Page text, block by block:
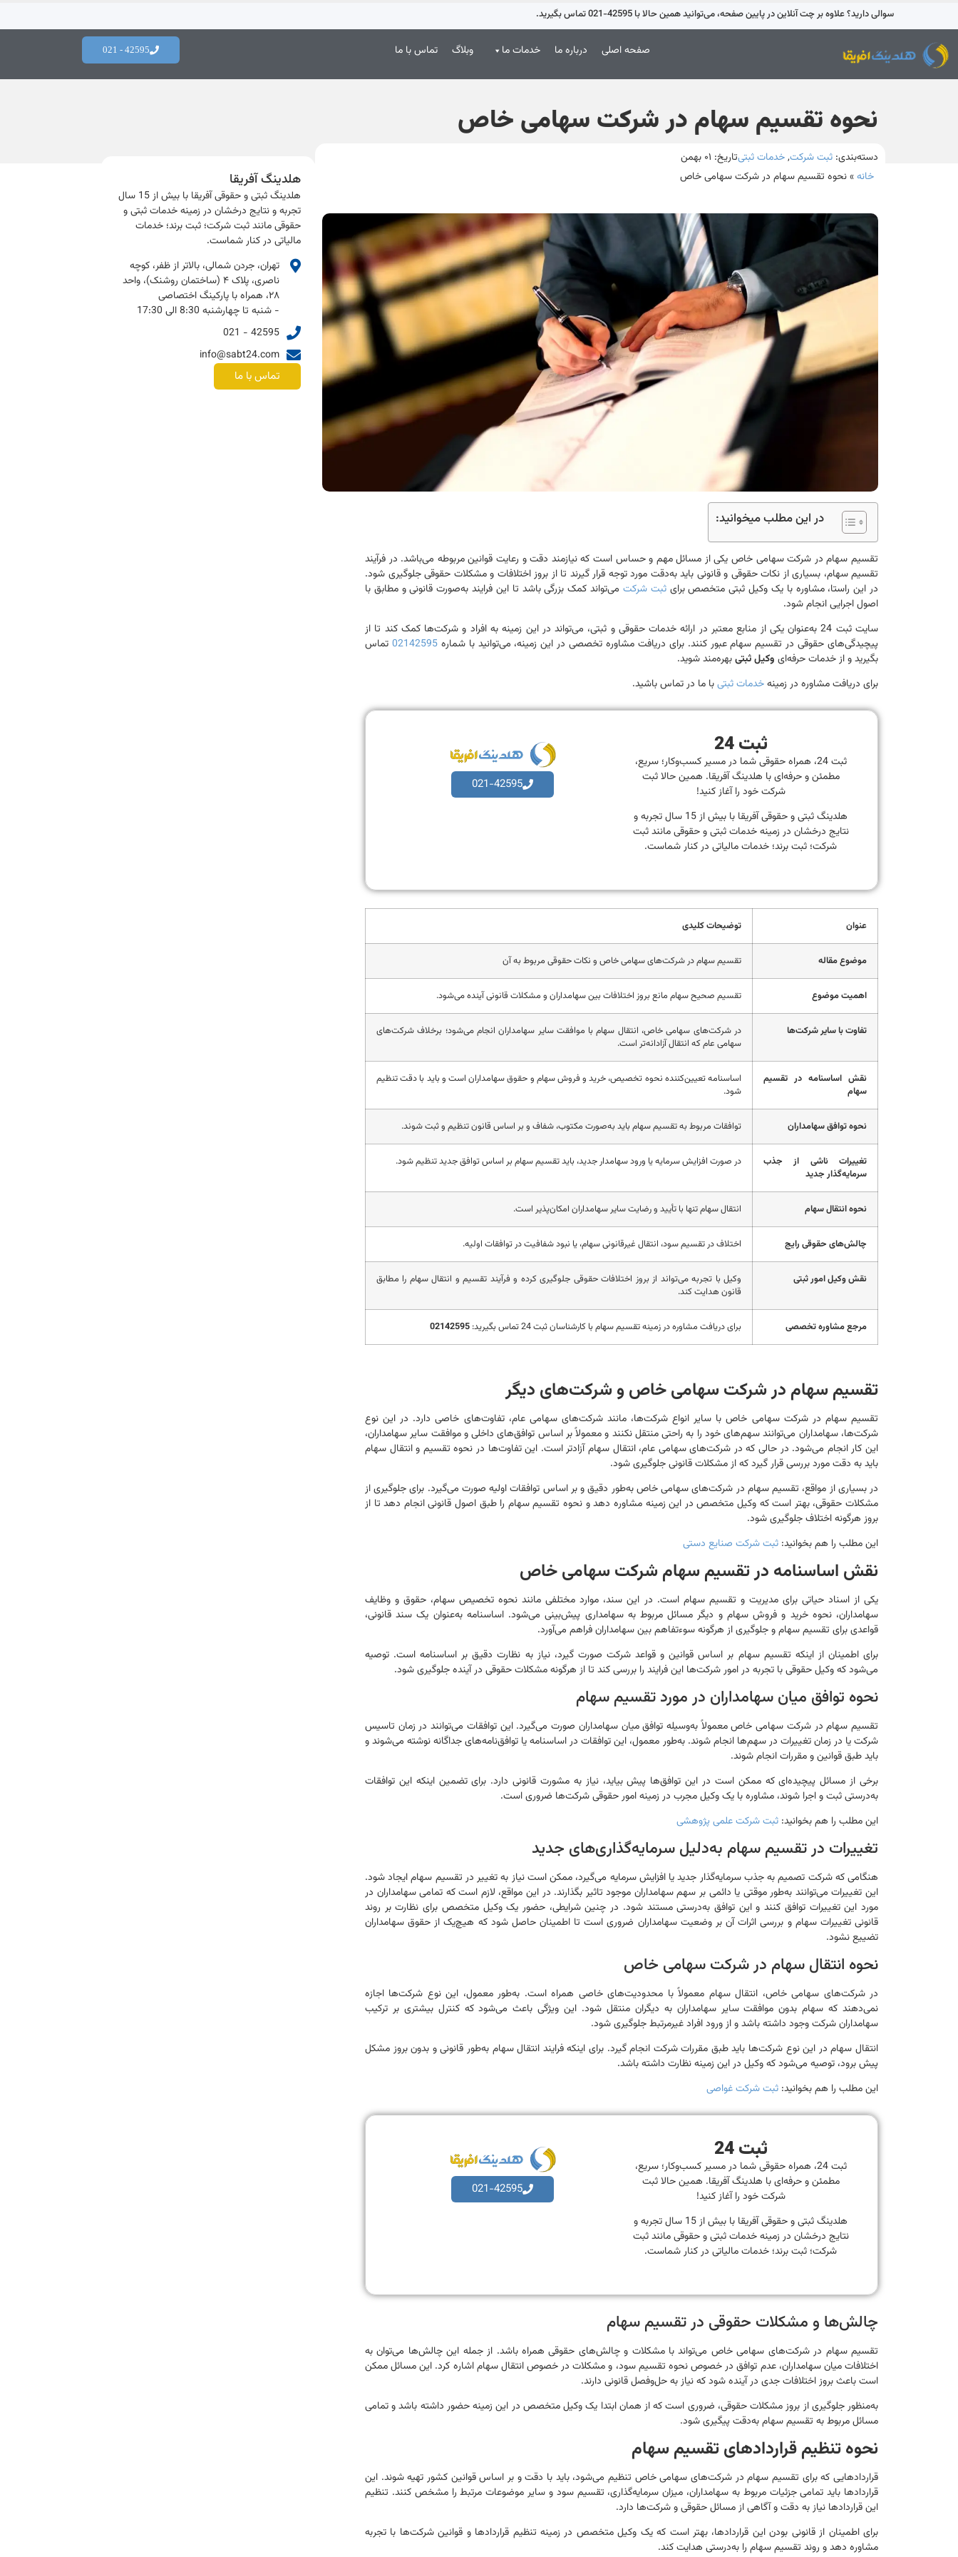
سوالی دارید؟ علاوه بر چت آنلاین در پایین صفحه، می‌توانید همین حالا با 42595-021 تماس بگیرید.
صفحه اصلی درباره ما خدمات ما وبلاگ تماس با ما 42595 - 021
نحوه تقسیم سهام در شرکت سهامی خاص
دسته‌بندی: ثبت شرکت,خدمات ثبتیتاریخ:
خانه»نحوه تقسیم سهام در شرکت سهامی خاص
در این مطلب میخوانید:
تقسیم سهام در شرکت سهامی خاص یکی از مسائل مهم و حساس است که نیازمند دقت و رعایت قوانین مربوطه می‌باشد. در فرآیند
تقسیم سهام، بسیاری از نکات حقوقی و قانونی باید به‌دقت مورد توجه قرار گیرند تا از بروز اختلافات و مشکلات حقوقی جلوگیری شود.
در این راستا، مشاوره با یک وکیل ثبتی متخصص برایثبت شرکت می‌تواند کمک بزرگی باشد تا این فرایند به‌صورت قانونی و مطابق با
اصول اجرایی انجام شود.
سایت ثبت 24 به‌عنوان یکی از منابع معتبر در ارائه خدمات حقوقی و ثبتی، می‌تواند در این زمینه به افراد و شرکت‌ها کمک کند تا از
پیچیدگی‌های حقوقی در تقسیم سهام عبور کنند. برای دریافت مشاوره تخصصی در این زمینه، می‌توانید با شماره02142595 تماس
بگیرید و از خدمات حرفه‌ای وکیل ثبتیبهره‌مند شوید.
برای دریافت مشاوره در زمینهخدمات ثبتیبا ما در تماس باشید.
ثبت 24
ثبت 24، همراه حقوقی شما در مسیر کسب‌وکار؛ سریع،
مطمئن و حرفه‌ای با هلدینگ آفریقا. همین حالا ثبت
شرکت خود را آغاز کنید!
هلدینگ ثبتی و حقوقی آفریقا با بیش از 15 سال تجربه و
نتایج درخشان در زمینه خدمات ثبتی و حقوقی مانند ثبت
شرکت؛ ثبت برند؛ خدمات مالیاتی در کنار شماست.
021-42595
عنوان توضیحات کلیدی
موضوع مقاله تقسیم سهام در شرکت‌های سهامی خاص و نکات حقوقی مربوط به آن
اهمیت موضوع تقسیم صحیح سهام مانع بروز اختلافات بین سهامداران و مشکلات قانونی آینده می‌شود.
تفاوت با سایر شرکت‌ها
در شرکت‌های سهامی خاص، انتقال سهام با موافقت سایر سهامداران انجام می‌شود؛ برخلاف شرکت‌های
سهامی عام که انتقال آزادانه‌تر است.
نقش اساسنامه در تقسیم
سهام
اساسنامه تعیین‌کننده نحوه تخصیص، خرید و فروش سهام و حقوق سهامداران است و باید با دقت تنظیم
شود.
نحوه توافق سهامداران توافقات مربوط به تقسیم سهام باید به‌صورت مکتوب، شفاف و بر اساس قانون تنظیم و ثبت شوند.
تغییرات ناشی از جذب
سرمایه‌گذار جدید
در صورت افزایش سرمایه یا ورود سهامدار جدید، باید تقسیم سهام بر اساس توافق جدید تنظیم شود.
نحوه انتقال سهام انتقال سهام تنها با تأیید و رضایت سایر سهامداران امکان‌پذیر است.
چالش‌های حقوقی رایج اختلاف در تقسیم سود، انتقال غیرقانونی سهام، یا نبود شفافیت در توافقات اولیه.
نقش وکیل امور ثبتی
وکیل با تجربه می‌تواند از بروز اختلافات حقوقی جلوگیری کرده و فرآیند تقسیم و انتقال سهام را مطابق
قانون هدایت کند.
مرجع مشاوره تخصصی برای دریافت مشاوره در زمینه تقسیم سهام با کارشناسان ثبت 24 تماس بگیرید: 02142595
تقسیم سهام در شرکت سهامی خاص و شرکت‌های دیگر
تقسیم سهام در شرکت سهامی خاص با سایر انواع شرکت‌ها، مانند شرکت‌های سهامی عام، تفاوت‌های خاصی دارد. در این نوع
شرکت‌ها، سهامداران می‌توانند سهم‌های خود را به راحتی منتقل نکنند و معمولاً بر اساس توافق‌های داخلی و موافقت سایر سهامداران،
این کار انجام می‌شود. در حالی که در شرکت‌های سهامی عام، انتقال سهام آزادتر است. این تفاوت‌ها در نحوه تقسیم و انتقال سهام
باید به دقت مورد بررسی قرار گیرد که از مشکلات قانونی جلوگیری شود.
در بسیاری از مواقع، تقسیم سهام در شرکت‌های سهامی خاص به‌طور دقیق و بر اساس توافقات اولیه صورت می‌گیرد. برای جلوگیری از
مشکلات حقوقی، بهتر است که وکیل متخصص در این زمینه مشاوره دهد و نحوه تقسیم سهام را طبق اصول قانونی انجام دهد تا از
بروز هرگونه اختلاف جلوگیری شود.
این مطلب را هم بخوانید: ثبت شرکت صنایع دستی
نقش اساسنامه در تقسیم سهام شرکت سهامی خاص
یکی از اسناد حیاتی برای مدیریت و تقسیم سهام است. در این سند، موارد مختلفی مانند نحوه تخصیص سهام، حقوق و وظایف
سهامداران، نحوه خرید و فروش سهام و دیگر مسائل مربوط به سهامداری پیش‌بینی می‌شود. اساسنامه به‌عنوان یک سند قانونی،
قواعدی برای تقسیم سهام و جلوگیری از هرگونه سوءتفاهم بین سهامداران فراهم می‌آورد.
برای اطمینان از اینکه تقسیم سهام بر اساس قوانین و قواعد شرکت صورت گیرد، نیاز به نظارت دقیق بر اساسنامه است. توصیه
می‌شود که وکیل حقوقی با تجربه در امور شرکت‌ها این فرایند را بررسی کند تا از هرگونه مشکلات حقوقی در آینده جلوگیری شود.
نحوه توافق میان سهامداران در مورد تقسیم سهام
تقسیم سهام در شرکت سهامی خاص معمولاً به‌وسیله توافق میان سهامداران صورت می‌گیرد. این توافقات می‌توانند در زمان تاسیس
شرکت یا در زمان تغییرات در سهم‌ها انجام شوند. به‌طور معمول، این توافقات در اساسنامه یا توافق‌نامه‌های جداگانه نوشته می‌شوند و
باید طبق قوانین و مقررات انجام شوند.
برخی از مسائل پیچیده‌ای که ممکن است در این توافق‌ها پیش بیاید، نیاز به مشورت قانونی دارد. برای تضمین اینکه این توافقات
به‌درستی ثبت و اجرا شوند، مشاوره با یک وکیل مجرب در زمینه امور حقوقی شرکت‌ها ضروری است.
این مطلب را هم بخوانید: ثبت شرکت علمی پژوهشی
تغییرات در تقسیم سهام به‌دلیل سرمایه‌گذاری‌های جدید
هنگامی که شرکت تصمیم به جذب سرمایه‌گذار جدید یا افزایش سرمایه می‌گیرد، ممکن است نیاز به تغییر در تقسیم سهام ایجاد شود.
این تغییرات می‌توانند به‌طور موقتی یا دائمی بر سهم سهامداران موجود تاثیر بگذارند. در این مواقع، لازم است که تمامی سهامداران در
مورد این تغییرات توافق کنند و این توافق به‌درستی مستند شود. در چنین شرایطی، حضور یک وکیل متخصص برای نظارت بر روند
قانونی تغییرات سهام و بررسی اثرات آن بر وضعیت سهامداران ضروری است تا اطمینان حاصل شود که هیچ‌یک از حقوق سهامداران
تضییع نشود.
نحوه انتقال سهام در شرکت سهامی خاص
در شرکت‌های سهامی خاص، انتقال سهام معمولاً با محدودیت‌های خاصی همراه است. به‌طور معمول، این نوع شرکت‌ها اجازه
نمی‌دهند که سهام بدون موافقت سایر سهامداران به دیگران منتقل شود. این ویژگی باعث می‌شود که کنترل بیشتری بر ترکیب
سهامداران شرکت وجود داشته باشد و از ورود افراد غیرمرتبط جلوگیری شود.
انتقال سهام در این نوع شرکت‌ها باید طبق مقررات شرکت انجام گیرد. برای اینکه فرایند انتقال سهام به‌طور قانونی و بدون بروز مشکل
پیش برود، توصیه می‌شود که وکیل در این زمینه نظارت داشته باشد.
این مطلب را هم بخوانید: ثبت شرکت غواصی
ثبت 24
ثبت 24، همراه حقوقی شما در مسیر کسب‌وکار؛ سریع،
مطمئن و حرفه‌ای با هلدینگ آفریقا. همین حالا ثبت
شرکت خود را آغاز کنید!
هلدینگ ثبتی و حقوقی آفریقا با بیش از 15 سال تجربه و
نتایج درخشان در زمینه خدمات ثبتی و حقوقی مانند ثبت
شرکت؛ ثبت برند؛ خدمات مالیاتی در کنار شماست.
021-42595
چالش‌ها و مشکلات حقوقی در تقسیم سهام
تقسیم سهام در شرکت‌های سهامی خاص می‌تواند با مشکلات و چالش‌های حقوقی همراه باشد. از جمله این چالش‌ها می‌توان به
اختلافات میان سهامداران، عدم توافق در خصوص نحوه تقسیم سود، و مشکلات در خصوص انتقال سهام اشاره کرد. این مسائل ممکن
است باعث بروز اختلافات جدی در آینده شود که نیاز به حل‌وفصل قانونی دارند.
به‌منظور جلوگیری از بروز مشکلات حقوقی، ضروری است که از همان ابتدا یک وکیل متخصص در این زمینه حضور داشته باشد و تمامی
مسائل مربوط به تقسیم سهام به‌دقت پیگیری شود.
نحوه تنظیم قراردادهای تقسیم سهام
قراردادهایی که برای تقسیم سهام در شرکت‌های سهامی خاص تنظیم می‌شود، باید با دقت و بر اساس قوانین کشور تهیه شوند. این
قراردادها باید تمامی جزئیات مربوط به سهامداران، میزان سرمایه‌گذاری، تقسیم سود و سایر موضوعات مرتبط را مشخص کنند. تنظیم
این قراردادها نیاز به دقت و آگاهی از مسائل حقوقی و شرکت‌ها دارد.
برای اطمینان از قانونی بودن این قراردادها، بهتر است که یک وکیل متخصص در زمینه تنظیم قراردادها و قوانین شرکت‌ها با تجربه
مشاوره دهد و روند تقسیم سهام را به‌درستی هدایت کند.
هلدینگ آفریقا
هلدینگ ثبتی و حقوقی آفریقا با بیش از 15 سال
تجربه و نتایج درخشان در زمینه خدمات ثبتی و
حقوقی مانند ثبت شرکت؛ ثبت برند؛ خدمات
مالیاتی در کنار شماست.​
تهران، جردن شمالی، بالاتر از ظفر، کوچه
ناصری، پلاک ۴ (ساختمان روشنک)، واحد
۲۸، همراه با پارکینگ اختصاصی
- شنبه تا چهارشنبه 8:30 الی 17:30
42595 - 021
info@sabt24.com
تماس با ما